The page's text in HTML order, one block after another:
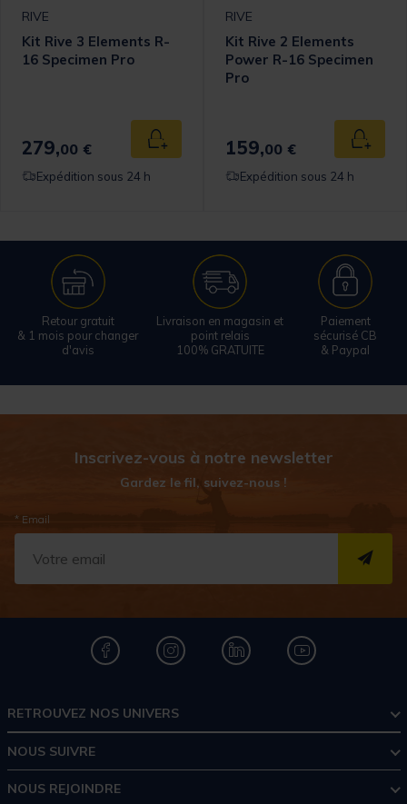
panier
RIVE
Kit Rive 3 Elements R-
16 Specimen Pro
279,00 € Ajouter au panier
Expédition sous 24 h
RIVE
Kit Rive 2 Elements
Power R-16 Specimen
Pro
159,00 €
Expédition sous 24 h
Retour gratuit
& 1 mois pour changer
d'avis
Livraison en magasin et
point relais
100% GRATUITE
Paiement
sécurisé CB
& Paypal
Inscrivez-vous à notre newsletter
Gardez le fil, suivez-nous !
* Email
RETROUVEZ NOS UNIVERS
NOUS SUIVRE
NOUS REJOINDRE